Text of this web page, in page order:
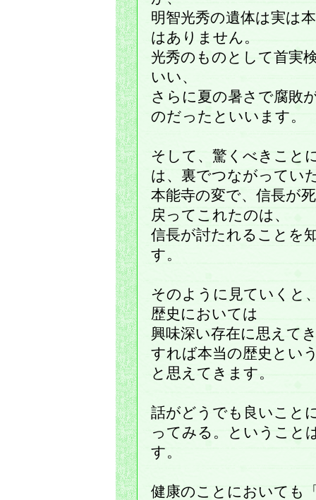
明智光秀の遺体は実は
はありません。
光秀のものとして首実
いい、
さらに夏の暑さで腐敗
のだったといいます。
そして、驚くべきこと
は、裏でつながってい
本能寺の変で、信長が
戻ってこれたのは、
信長が討たれることを
す。
そのように見ていくと
歴史においては
興味深い存在に思えて
すれば本当の歴史と
と思えてきます。
話がどうでも良いこと
ってみる。ということ
す。
健康のことにおいても